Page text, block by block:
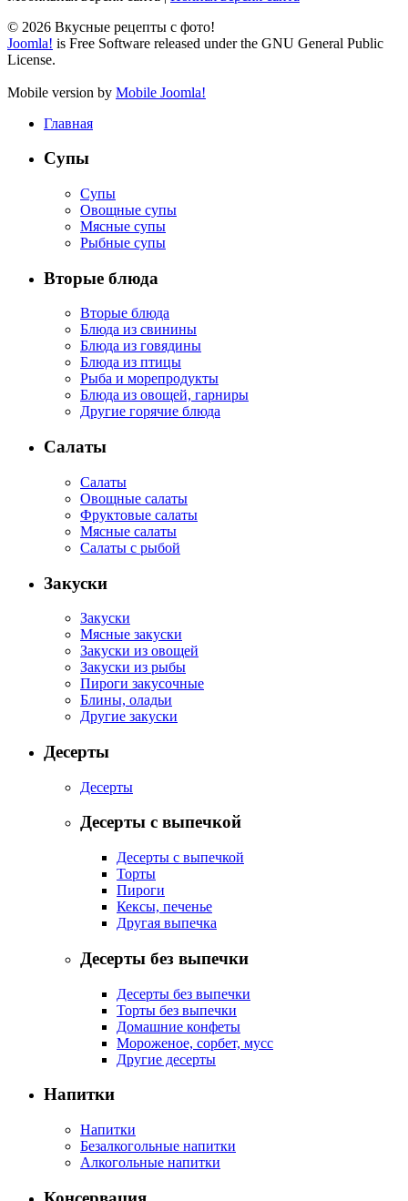
© 2026 Вкусные рецепты с фото!
Joomla! is Free Software released under the GNU General Public
License.
Mobile version by Mobile Joomla!
Главная
Супы
Супы
Овощные супы
Мясные супы
Рыбные супы
Вторые блюда
Вторые блюда
Блюда из свинины
Блюда из говядины
Блюда из птицы
Рыба и морепродукты
Блюда из овощей, гарниры
Другие горячие блюда
Салаты
Салаты
Овощные салаты
Фруктовые салаты
Мясные салаты
Салаты с рыбой
Закуски
Закуски
Мясные закуски
Закуски из овощей
Закуски из рыбы
Пироги закусочные
Блины, оладьи
Другие закуски
Десерты
Десерты
Десерты с выпечкой
Десерты с выпечкой
Торты
Пироги
Кексы, печенье
Другая выпечка
Десерты без выпечки
Десерты без выпечки
Торты без выпечки
Домашние конфеты
Мороженое, сорбет, мусс
Другие десерты
Напитки
Напитки
Безалкогольные напитки
Алкогольные напитки